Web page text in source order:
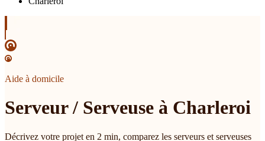
Aide à domicile
Serveur / Serveuse à Charleroi
Décrivez votre projet en 2 min, comparez les serveurs et serveuses